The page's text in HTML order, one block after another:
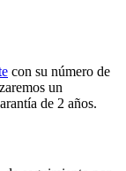
con su número de
un
de 2 años.